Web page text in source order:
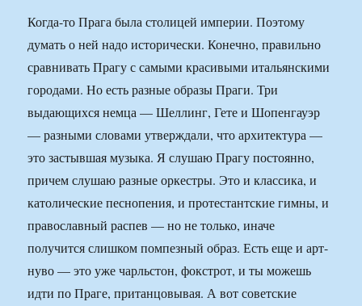
Когда-то Прага была столицей империи. Поэтому
думать о ней надо исторически. Конечно, правильно
сравнивать Прагу с самыми красивыми итальянскими
городами. Но есть разные образы Праги. Три
выдающихся немца — Шеллинг, Гете и Шопенгауэр
— разными словами утверждали, что архитектура —
это застывшая музыка. Я слушаю Прагу постоянно,
причем слушаю разные оркестры. Это и классика, и
католические песнопения, и протестантские гимны, и
православный распев — но не только, иначе
получится слишком помпезный образ. Есть еще и арт-
нуво — это уже чарльстон, фокстрот, и ты можешь
идти по Праге, пританцовывая. А вот советские